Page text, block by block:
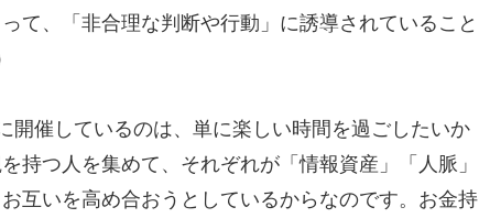
て、「非合理な判断や行動」に誘導されていること
開催しているのは、単に楽しい時間を過ごしたいか
持つ人を集めて、それぞれが「情報資産」「人脈」
互いを高め合おうとしているからなのです。お金持